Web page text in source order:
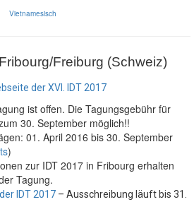
Vietnamesisch
Freiburg (Schweiz)
der XVI. IDT 2017
ist offen. Die Tagungsgebühr für
30. September möglich!!
01. April 2016 bis 30. September
)
zur IDT 2017 in Fribourg erhalten
Tagung.
IDT 2017 – Ausschreibung läuft bis 31.